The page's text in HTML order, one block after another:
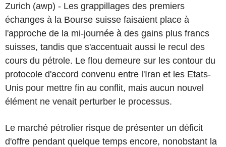
Zurich (awp) - Les grappillages des premiers
échanges à la Bourse suisse faisaient place à
l'approche de la mi-journée à des gains plus francs
suisses, tandis que s'accentuait aussi le recul des
cours du pétrole. Le flou demeure sur les contour du
protocole d'accord convenu entre l'Iran et les Etats-
Unis pour mettre fin au conflit, mais aucun nouvel
élément ne venait perturber le processus.
Le marché pétrolier risque de présenter un déficit
d'offre pendant quelque temps encore, nonobstant la